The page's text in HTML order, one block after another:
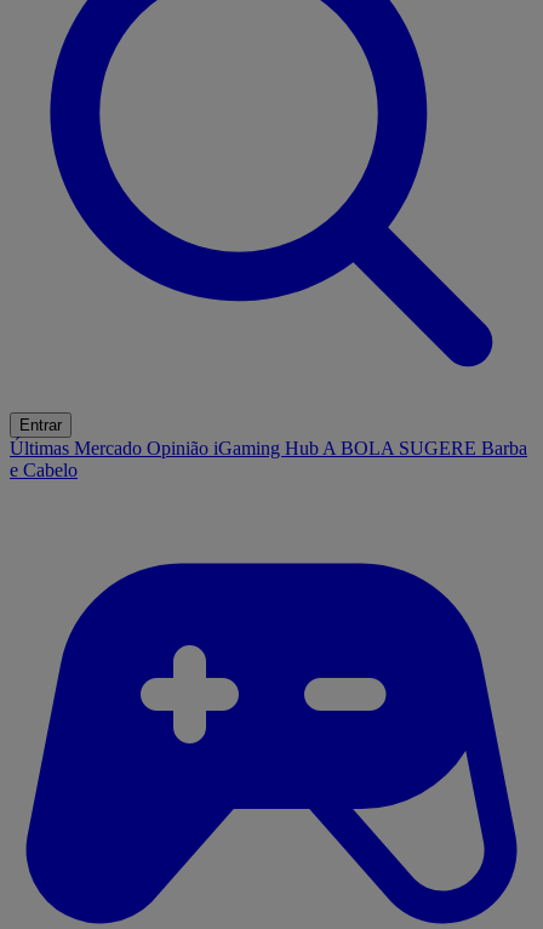
Entrar
Últimas Mercado Opinião iGaming Hub A BOLA SUGERE Barba
e Cabelo